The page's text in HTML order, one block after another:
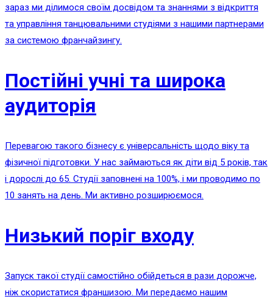
зараз ми ділимося своїм досвідом та знаннями з відкриття
та управління танцювальними студіями з нашими партнерами
за системою франчайзингу.
Постійні учні та широка
аудиторія
Перевагою такого бізнесу є універсальність щодо віку та
фізичної підготовки. У нас займаються як діти від 5 років, так
і дорослі до 65. Студії заповнені на 100%, і ми проводимо по
10 занять на день. Ми активно розширюємося.
Низький поріг входу
Запуск такої студії самостійно обійдеться в рази дорожче,
ніж скористатися франшизою. Ми передаємо нашим